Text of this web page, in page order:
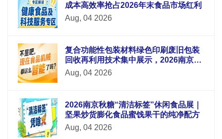
成本高效率抢占2026年末食品市场红利
Aug, 04 2026
复合功能性包装材料绿色印刷废旧包装
回收再利用技术集中展示，2026南京秋
糖9号馆循环经济
Aug, 04 2026
2026南京秋糖“清洁标签”休闲食品展｜
坚果炒货膨化食品蜜饯果干的纯净配方
Aug, 04 2026